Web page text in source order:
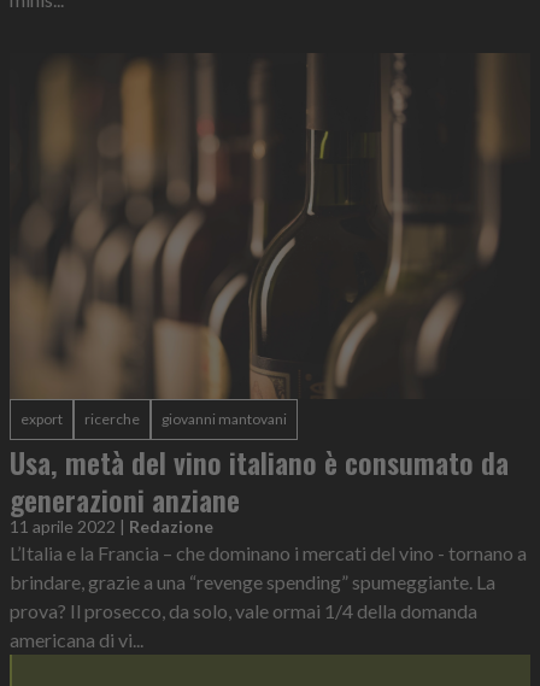
export ricerche giovanni mantovani
Usa, metà del vino italiano è consumato da
generazioni anziane
11 aprile 2022 Redazione
L’Italia e la Francia – che dominano i mercati del vino - tornano a
brindare, grazie a una “revenge spending” spumeggiante. La
prova? Il prosecco, da solo, vale ormai 1/4 della domanda
americana di vi...